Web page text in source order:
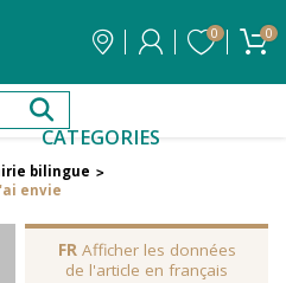
0 0
CATEGORIES
bilingue >
envie
FRAfficher les données
de l'article en français